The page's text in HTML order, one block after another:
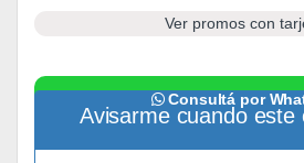
Ver promos con
Consultá por
Avisarme cuando este